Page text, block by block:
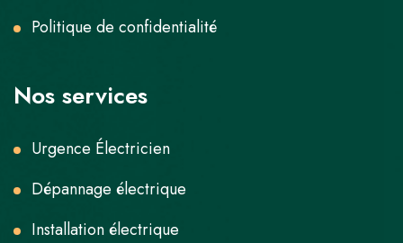
Politique de confidentialité
Nos services
Urgence Électricien
Dépannage électrique
Installation électrique